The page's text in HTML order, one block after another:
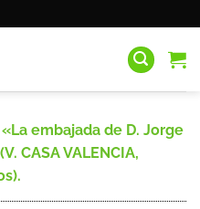
embajada de D. Jorge
CASA VALENCIA,